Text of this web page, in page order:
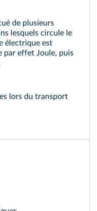
de plusieurs
lesquels circule le
électrique est
par effet Joule, puis
lors du transport